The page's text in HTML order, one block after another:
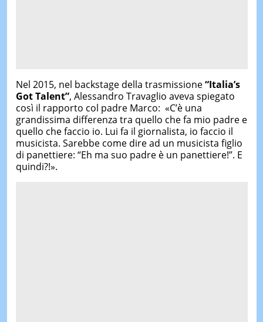
Nel 2015, nel backstage della trasmissione“Italia’s
Got Talent”, Alessandro Travaglio aveva spiegato
così il rapporto col padre Marco: «C’è una
grandissima differenza tra quello che fa mio padre e
quello che faccio io. Lui fa il giornalista, io faccio il
musicista. Sarebbe come dire ad un musicista figlio
di panettiere: “Eh ma suo padre è un panettiere!”. E
quindi?!».